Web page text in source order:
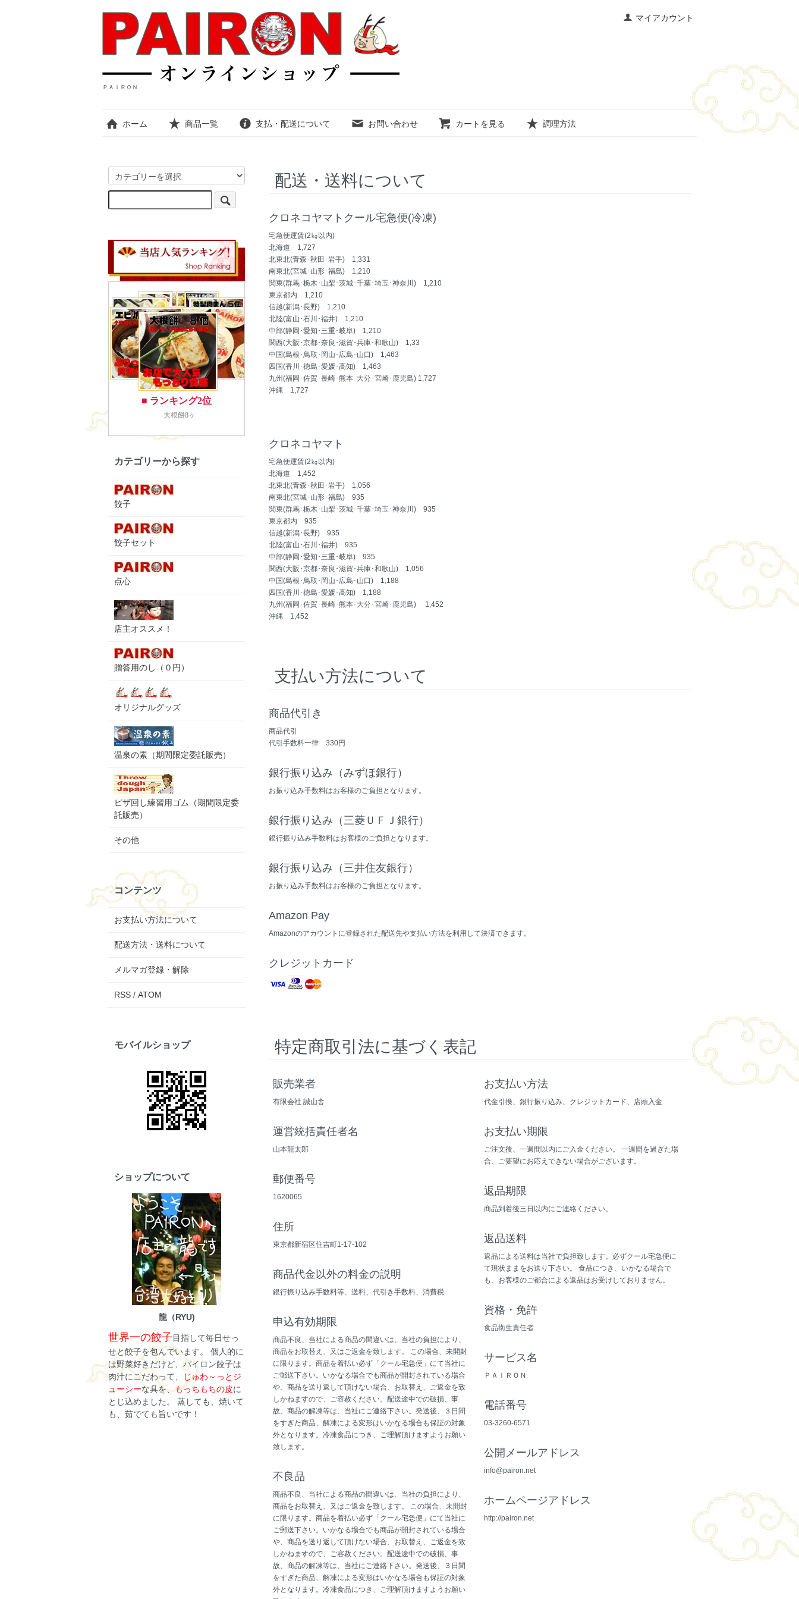
マイアカウント
ＰＡＩＲＯＮ
ホーム 商品一覧 支払・配送について お問い合わせ カートを見る 調理方法
配送・送料について
クロネコヤマトクール宅急便(冷凍)
宅急便運賃(2㎏以内)
北海道 1,727
北東北(青森･秋田･岩手) 1,331
南東北(宮城･山形･福島) 1,210
関東(群馬･栃木･山梨･茨城･千葉･埼玉･神奈川) 1,210
東京都内 1,210
信越(新潟･長野) 1,210
北陸(富山･石川･福井) 1,210
中部(静岡･愛知･三重･岐阜) 1,210
関西(大阪･京都･奈良･滋賀･兵庫･和歌山) 1,33
中国(島根･鳥取･岡山･広島･山口) 1,463
四国(香川･徳島･愛媛･高知) 1,463
九州(福岡･佐賀･長崎･熊本･大分･宮崎･鹿児島) 1,727
沖縄 1,727
クロネコヤマト
宅急便運賃(2㎏以内)
北海道 1,452
北東北(青森･秋田･岩手) 1,056
南東北(宮城･山形･福島) 935
関東(群馬･栃木･山梨･茨城･千葉･埼玉･神奈川) 935
東京都内 935
信越(新潟･長野) 935
北陸(富山･石川･福井) 935
中部(静岡･愛知･三重･岐阜) 935
関西(大阪･京都･奈良･滋賀･兵庫･和歌山) 1,056
中国(島根･鳥取･岡山･広島･山口) 1,188
四国(香川･徳島･愛媛･高知) 1,188
九州(福岡･佐賀･長崎･熊本･大分･宮崎･鹿児島) 1,452
沖縄 1,452
支払い方法について
商品代引き
商品代引
代引手数料一律 330円
銀行振り込み（みずほ銀行）
お振り込み手数料はお客様のご負担となります。
銀行振り込み（三菱ＵＦＪ銀行）
銀行振り込み手数料はお客様のご負担となります。
銀行振り込み（三井住友銀行）
お振り込み手数料はお客様のご負担となります。
Amazon Pay
Amazonのアカウントに登録された配送先や支払い方法を利用して決済できます。
クレジットカード
特定商取引法に基づく表記
販売業者
有限会社 誠山舎
運営統括責任者名
山本龍太郎
郵便番号
1620065
住所
東京都新宿区住吉町1-17-102
商品代金以外の料金の説明
銀行振り込み手数料等、送料、代引き手数料、消費税
申込有効期限
商品不良、当社による商品の間違いは、当社の負担により、
商品をお取替え、又はご返金を致します。 この場合、未開封
に限ります。商品を着払い必ず「クール宅急便」にて当社に
ご郵送下さい。いかなる場合でも商品が開封されている場合
や、商品を送り返して頂けない場合、お取替え、ご返金を致
しかねますので、ご容赦ください。配送途中での破損、事
故、商品の解凍等は、当社にご連絡下さい。発送後、３日間
をすぎた商品、解凍による変形はいかなる場合も保証の対象
外となります。冷凍食品につき、ご理解頂けますようお願い
致します。
不良品
商品不良、当社による商品の間違いは、当社の負担により、
商品をお取替え、又はご返金を致します。 この場合、未開封
に限ります。商品を着払い必ず「クール宅急便」にて当社に
ご郵送下さい。いかなる場合でも商品が開封されている場合
や、商品を送り返して頂けない場合、お取替え、ご返金を致
しかねますので、ご容赦ください。配送途中での破損、事
故、商品の解凍等は、当社にご連絡下さい。発送後、３日間
をすぎた商品、解凍による変形はいかなる場合も保証の対象
外となります。冷凍食品につき、ご理解頂けますようお願い
お支払い方法
代金引換、銀行振り込み、クレジットカード、店頭入金
お支払い期限
ご注文後、一週間以内にご入金ください。 一週間を過ぎた場
合、ご要望にお応えできない場合がございます。
返品期限
商品到着後三日以内にご連絡ください。
返品送料
返品による送料は当社で負担致します。必ずクール宅急便に
て現状ままをお送り下さい。 食品につき、いかなる場合で
も、お客様のご都合による返品はお受けしておりません。
資格・免許
食品衛生責任者
サービス名
ＰＡＩＲＯＮ
電話番号
03-3260-6571
公開メールアドレス
info@pairon.net
ホームページアドレス
http://pairon.net
カテゴリーから探す
餃子
餃子セット
点心
店主オススメ！
贈答用のし（０円）
オリジナルグッズ
温泉の素（期間限定委託販売）
ピザ回し練習用ゴム（期間限定委
託販売）
その他
コンテンツ
お支払い方法について
配送方法・送料について
メルマガ登録・解除
RSS / ATOM
モバイルショップ
ショップについて
龍（RYU)
世界一の餃子目指して毎日せっ
せと餃子を包んでいます。 個人的に
は野菜好きだけど、パイロン餃子は
肉汁にこだわって、
じゅわ～っとジ
ューシーな具を、もっちもちの皮に
とじ込めました。 蒸しても、焼いて
も、茹でても旨いです！